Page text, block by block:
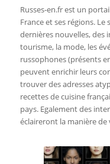
Russes-en.fr est un
France et ses régions.
dernières nouvelles, des
tourisme, la mode, les
russophones (présents
peuvent enrichir leurs
trouver des adresses
recettes de cuisine
pays. Egalement des
éclaireront la manière de